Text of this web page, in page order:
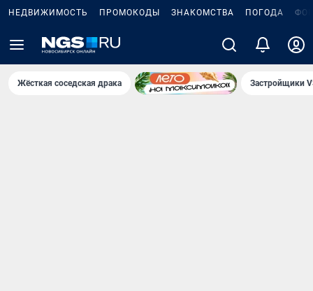
НЕДВИЖИМОСТЬ ПРОМОКОДЫ ЗНАКОМСТВА ПОГОДА
Жёсткая соседская драка Застройщики